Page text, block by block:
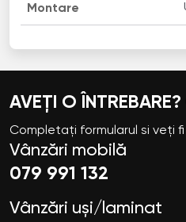
Montare
AVEȚI O
Completați formularul si veți
Vânzări mobilă
079 991 132
Vânzări uși/laminat